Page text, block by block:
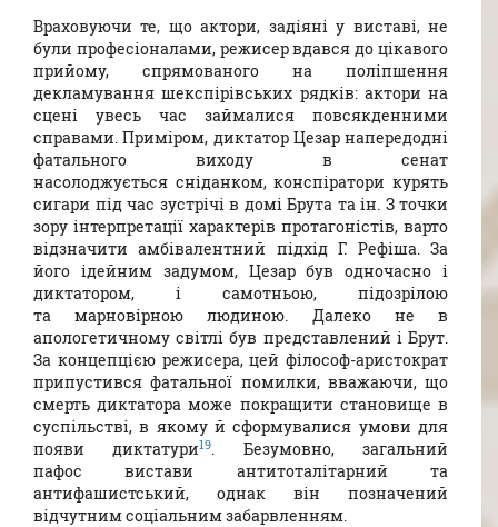
Враховуючи те, що актори, задіяні у виставі, не
були професіоналами, режисер вдався до цікавого
прийому, спрямованого на поліпшення
декламування шекспірівських рядків: актори на
сцені увесь час займалися повсякденними
справами. Приміром, диктатор Цезар напередодні
фатального виходу в сенат
насолоджується сніданком, конспіратори курять
сигари під час зустрічі в домі Брута та ін. З точки
зору інтерпретації характерів протагоністів, варто
відзначити амбівалентний підхід Г. Рефіша. За
його ідейним задумом, Цезар був одночасно і
диктатором, і самотньою, підозрілою
та марновірною людиною. Далеко не в
апологетичному світлі був представлений і Брут.
За концепцією режисера, цей філософ-аристократ
припустився фатальної помилки, вважаючи, що
смерть диктатора може покращити становище в
суспільстві, в якому й сформувалися умови для
появи диктатури19. Безумовно, загальний
пафос вистави антитоталітарний та
антифашистський, однак він позначений
відчутним соціальним забарвленням.